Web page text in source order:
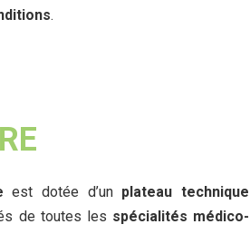
.
est dotée d’un plateau technique
de toutes les spécialités médico-